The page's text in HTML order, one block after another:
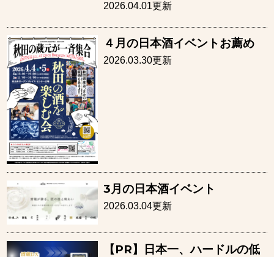
2026.04.01更新
４月の日本酒イベントお薦め
2026.03.30更新
3月の日本酒イベント
2026.03.04更新
【PR】日本一、ハードルの低